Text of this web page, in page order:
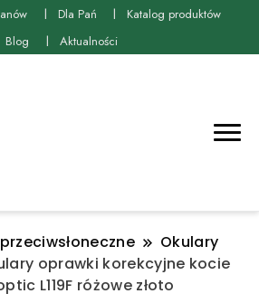
Dla Pań
Katalog produktów
Blog
Aktualności
Okulary
oprawki korekcyjne kocie
L119F różowe złoto